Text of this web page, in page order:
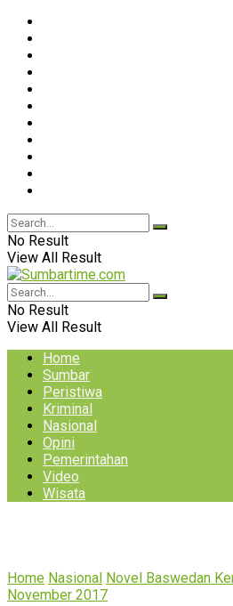
No Result
View All Result
No Result
View All Result
Home
Sumbar
Peristiwa
Kriminal
Nasional
Opini
Pemerintahan
Video
Wisata
Home Nasional Novel Baswedan
November 2017